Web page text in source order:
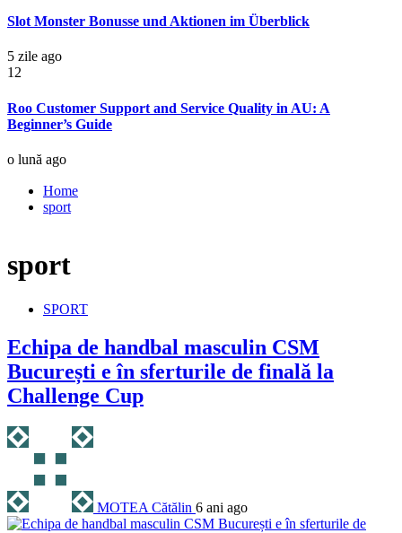
Slot Monster Bonusse und Aktionen im Überblick
5 zile ago
12
Roo Customer Support and Service Quality in AU: A
Beginner’s Guide
o lună ago
Home
sport
sport
SPORT
Echipa de handbal masculin CSM
București e în sferturile de finală la
Challenge Cup
MOTEA Cătălin 6 ani ago